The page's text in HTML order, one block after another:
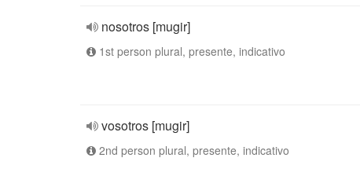
nosotros [mugir]
1st person plural, presente, indicativo
vosotros [mugir]
2nd person plural, presente, indicativo